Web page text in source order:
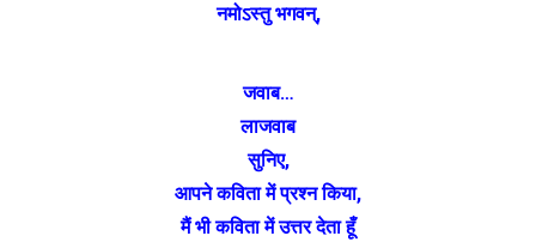
नमोऽस्तु भगवन्,
जवाब…
लाजवाब
सुनिए,
आपने कविता में प्रश्न किया,
मैं भी कविता में उत्तर देता हूँ